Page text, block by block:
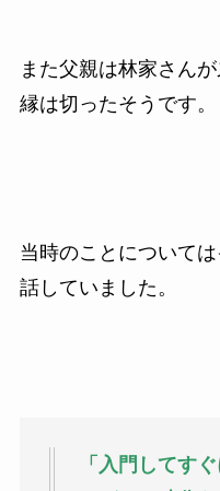
また父親は林家さん
縁は切ったそうです。
当時のことについて
話していました。
「入門してす